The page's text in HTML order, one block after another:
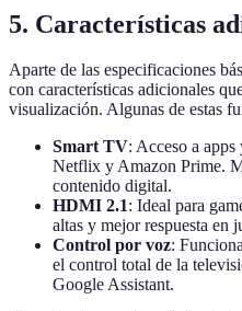
5. Características
Aparte de las especificaciones
con características adicionales
visualización. Algunas de estas
Smart TV: Acceso a
Netflix y Amazon Prime.
contenido digital.
HDMI 2.1: Ideal para
altas y mejor respuesta en
Control por voz:
el control total de la
Google Assistant.